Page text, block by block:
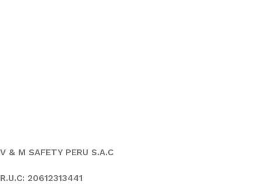
V & M SAFETY PERU S.A.C
R.U.C: 20612313441